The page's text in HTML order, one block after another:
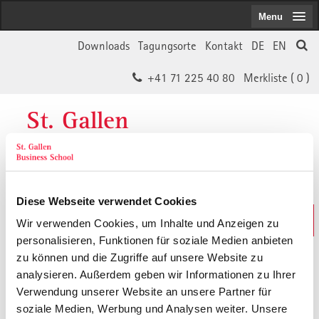
Diese Webseite verwendet Cookies
Wir verwenden Cookies, um Inhalte und Anzeigen zu
personalisieren, Funktionen für soziale Medien anbieten
zu können und die Zugriffe auf unsere Website zu
analysieren. Außerdem geben wir Informationen zu Ihrer
Verwendung unserer Website an unsere Partner für
soziale Medien, Werbung und Analysen weiter. Unsere
EN
DE
Kontakt
Tagungsorte
Downloads
Merkliste ( 0 )
+41 71 225 40 80
St. Gallen
Business School
Weiterbildungs-Suche
In 30 Sekunden das Passende finden
Menu
Der von Ihnen gesuchte Inhalt ist